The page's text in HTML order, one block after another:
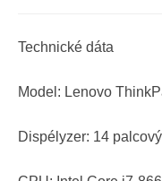
Technické dáta
Model: Lenovo
Dispélyzer: 14